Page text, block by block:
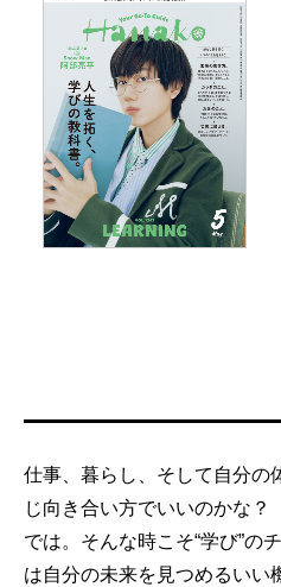
仕事、暮らし、そして自分
じ向き合い方でいいのかな
では。そんな時こそ“学び”の
は自分の未来を見つめるいい